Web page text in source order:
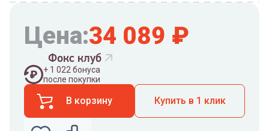
Цена:34 089 ₽
Фокс клуб
+ 1 022 бонуса
после покупки
В корзину Купить в 1 клик